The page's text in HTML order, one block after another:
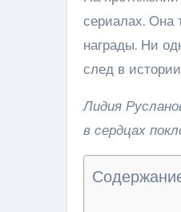
сериалах. Она
награды. Ни
след в
Лидия
в сердцах